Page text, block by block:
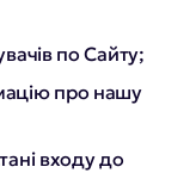
по Сайту;
про нашу
входу до